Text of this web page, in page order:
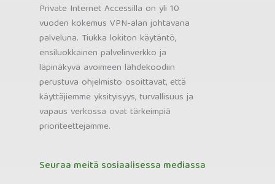
Private Internet Accessilla on yli 10
vuoden kokemus VPN-alan johtavana
palveluna. Tiukka lokiton käytäntö,
ensiluokkainen palvelinverkko ja
läpinäkyvä avoimeen lähdekoodiin
perustuva ohjelmisto osoittavat, että
käyttäjiemme yksityisyys, turvallisuus ja
vapaus verkossa ovat tärkeimpiä
prioriteettejamme.
Seuraa meitä sosiaalisessa mediassa